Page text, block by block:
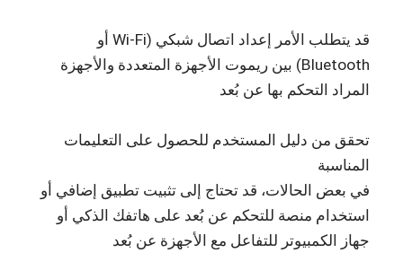
قد يتطلب الأمر إعداد اتصال شبكي (Wi-Fi أو
Bluetooth) بين ريموت الأجهزة المتعددة والأجهزة
المراد التحكم بها عن بُعد
تحقق من دليل المستخدم للحصول على التعليمات
المناسبة
في بعض الحالات، قد تحتاج إلى تثبيت تطبيق إضافي أو
استخدام منصة للتحكم عن بُعد على هاتفك الذكي أو
جهاز الكمبيوتر للتفاعل مع الأجهزة عن بُعد